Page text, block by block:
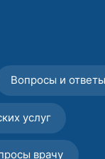
Вопросы и ответы
услуг
врачу